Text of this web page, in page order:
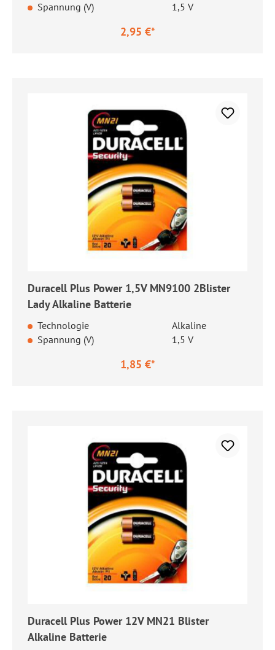
Spannung (V)
1,5 V
2,95 €*
Duracell Plus Power 1,5V MN9100 2Blister
Lady Alkaline Batterie
Technologie
Alkaline
Spannung (V)
1,5 V
1,85 €*
Duracell Plus Power 12V MN21 Blister
Alkaline Batterie